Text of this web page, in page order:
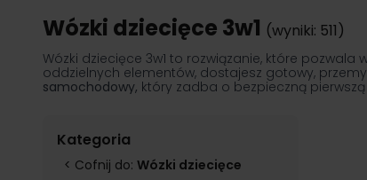
Wózki dziecięce 3w1 (wyniki: 511)
Wózki dziecięce 3w1 to rozwiązanie, które
oddzielnych elementów, dostajesz gotowy,
samochodowy, który zadba o bezpieczną
Kategoria
< Cofnij do: Wózki dziecięce